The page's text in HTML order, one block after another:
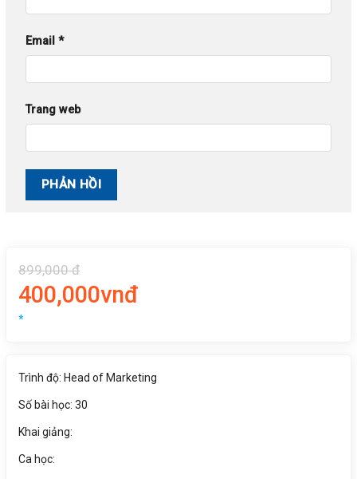
Email *
Trang web
899,000 đ
400,000vnđ
*
Trình độ: Head of Marketing
Số bài học: 30
Khai giảng:
Ca học: